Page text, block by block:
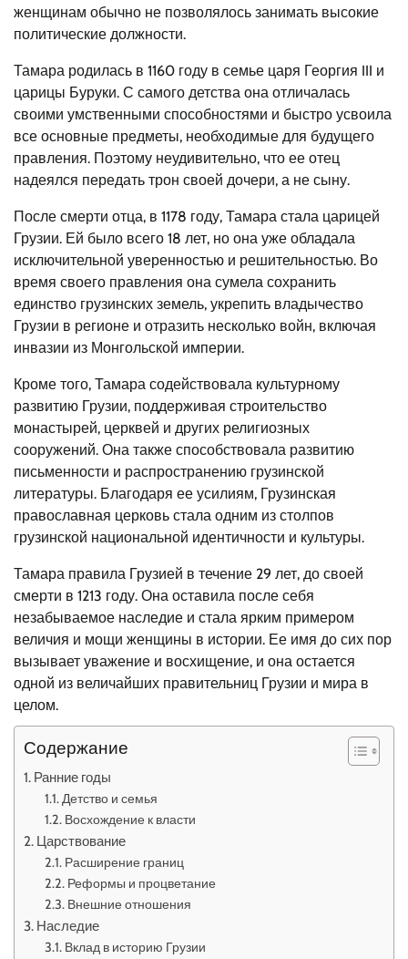
женщинам обычно не позволялось занимать высокие
политические должности.
Тамара родилась в 1160 году в семье царя Георгия III и
царицы Буруки. С самого детства она отличалась
своими умственными способностями и быстро усвоила
все основные предметы, необходимые для будущего
правления. Поэтому неудивительно, что ее отец
надеялся передать трон своей дочери, а не сыну.
После смерти отца, в 1178 году, Тамара стала царицей
Грузии. Ей было всего 18 лет, но она уже обладала
исключительной уверенностью и решительностью. Во
время своего правления она сумела сохранить
единство грузинских земель, укрепить владычество
Грузии в регионе и отразить несколько войн, включая
инвазии из Монгольской империи.
Кроме того, Тамара содействовала культурному
развитию Грузии, поддерживая строительство
монастырей, церквей и других религиозных
сооружений. Она также способствовала развитию
письменности и распространению грузинской
литературы. Благодаря ее усилиям, Грузинская
православная церковь стала одним из столпов
грузинской национальной идентичности и культуры.
Тамара правила Грузией в течение 29 лет, до своей
смерти в 1213 году. Она оставила после себя
незабываемое наследие и стала ярким примером
величия и мощи женщины в истории. Ее имя до сих пор
вызывает уважение и восхищение, и она остается
одной из величайших правительниц Грузии и мира в
целом.
Содержание
Ранние годы
Детство и семья
Восхождение к власти
Царствование
Расширение границ
Реформы и процветание
Внешние отношения
Наследие
Вклад в историю Грузии